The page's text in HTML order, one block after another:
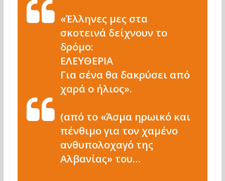
«Έλληνες μες στα
σκοτεινά δείχνουν το
δρόμο:
EΛEYΘEPIA
Για σένα θα δακρύσει από
χαρά ο ήλιος».
(από το «Άσμα ηρωικό και
πένθιμο για τον χαμένο
ανθυπολοχαγό της
Αλβανίας» του…